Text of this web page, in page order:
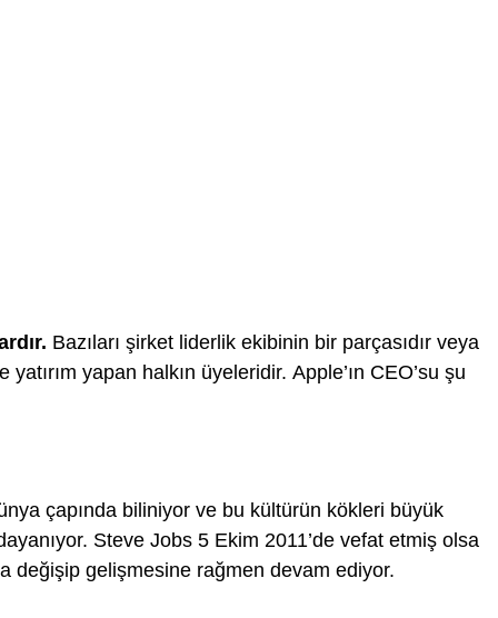
Bazıları şirket liderlik ekibinin bir parçasıdır veya
yapan halkın üyeleridir. Apple’ın CEO’su şu
çapında biliniyor ve bu kültürün kökleri büyük
Steve Jobs 5 Ekim 2011’de vefat etmiş olsa
değişip gelişmesine rağmen devam ediyor.